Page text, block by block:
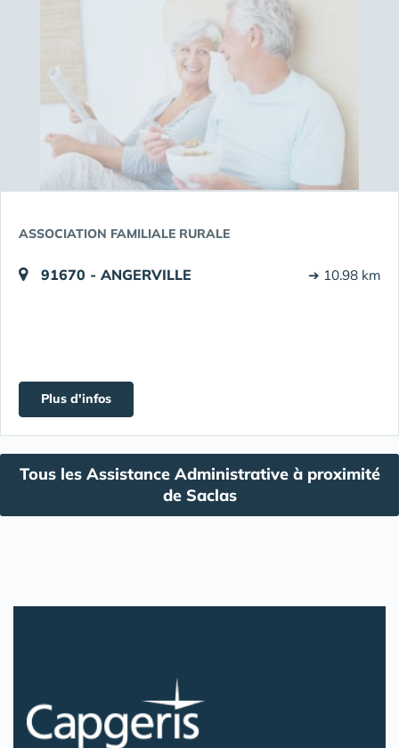
ASSOCIATION FAMILIALE RURALE
91670 - ANGERVILLE ➔ 10.98 km
Plus d'infos
Tous les Assistance Administrative à proximité
de Saclas